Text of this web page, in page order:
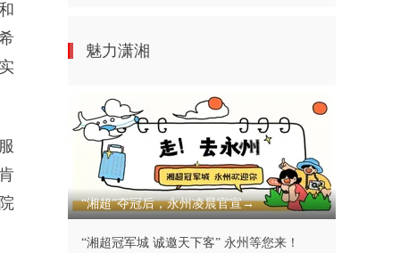
魅力潇湘
“湘超”夺冠后，永州凌晨官宣→
“湘超冠军城 诚邀天下客” 永州等您来！